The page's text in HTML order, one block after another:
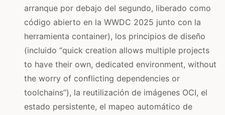
arranque por debajo del segundo, liberado como
código abierto en la WWDC 2025 junto con la
herramienta container), los principios de diseño
(incluido “quick creation allows multiple projects
to have their own, dedicated environment, without
the worry of conflicting dependencies or
toolchains”), la reutilización de imágenes OCI, el
estado persistente, el mapeo automático de